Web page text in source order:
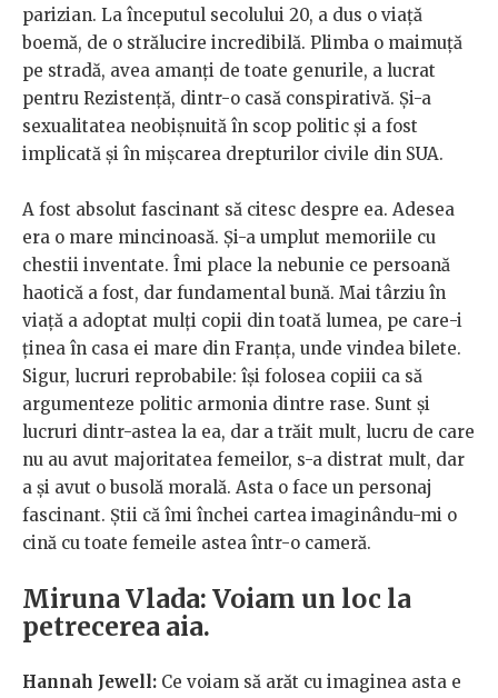
parizian. La începutul secolului 20, a dus o viață
boemă, de o strălucire incredibilă. Plimba o maimuță
pe stradă, avea amanți de toate genurile, a lucrat
pentru Rezistență, dintr-o casă conspirativă. Și-a
sexualitatea neobișnuită în scop politic și a fost
implicată și în mișcarea drepturilor civile din SUA.
A fost absolut fascinant să citesc despre ea. Adesea
era o mare mincinoasă. Și-a umplut memoriile cu
chestii inventate. Îmi place la nebunie ce persoană
haotică a fost, dar fundamental bună. Mai târziu în
viață a adoptat mulți copii din toată lumea, pe care-i
ținea în casa ei mare din Franța, unde vindea bilete.
Sigur, lucruri reprobabile: își folosea copiii ca să
argumenteze politic armonia dintre rase. Sunt și
lucruri dintr-astea la ea, dar a trăit mult, lucru de care
nu au avut majoritatea femeilor, s-a distrat mult, dar
a și avut o busolă morală. Asta o face un personaj
fascinant. Știi că îmi închei cartea imaginându-mi o
cină cu toate femeile astea într-o cameră.
Miruna Vlada: Voiam un loc la
petrecerea aia.
Hannah Jewell: Ce voiam să arăt cu imaginea asta e